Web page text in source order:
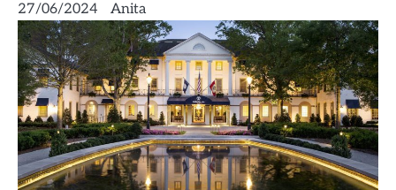
27/06/2024 Anita